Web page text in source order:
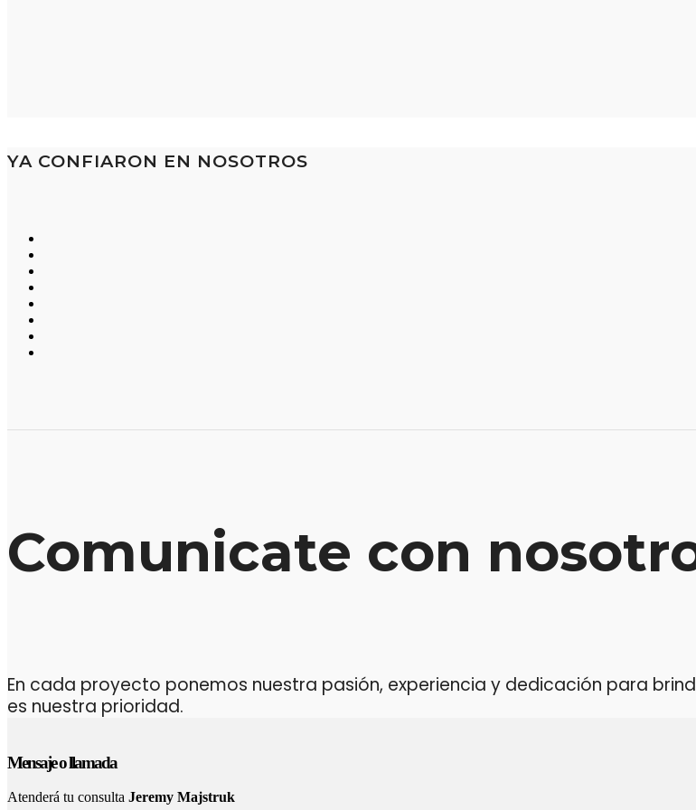
YA CONFIARON EN NOSOTROS
Comunicate con
En cada proyecto ponemos nuestra pasión, experiencia y dedicación para
es nuestra prioridad.
Mensaje o llamada
Atenderá tu consulta Jeremy Majstruk